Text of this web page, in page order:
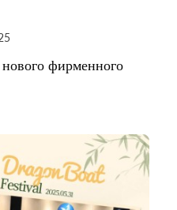
фирменного